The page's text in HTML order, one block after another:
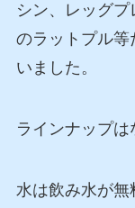
シン、レッグ
のラットプル等
いました。
ラインナップは
水は飲み水が